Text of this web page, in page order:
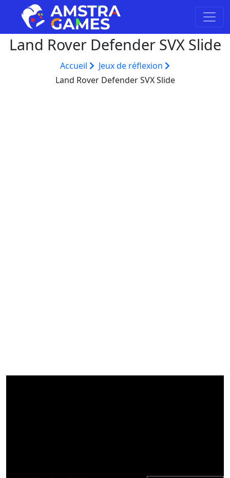
Land Rover Defender SVX Slide
Accueil
Jeux de réflexion
Land Rover Defender SVX Slide